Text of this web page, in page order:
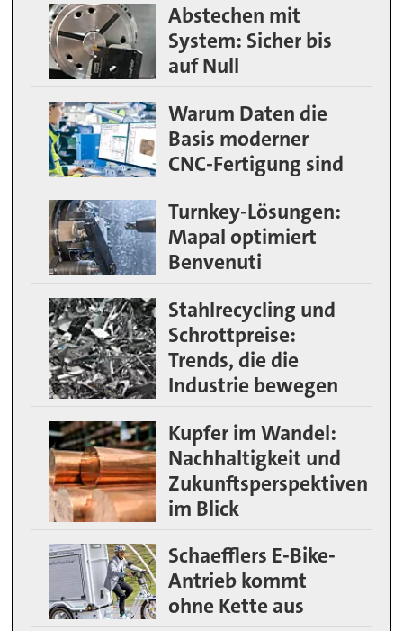
Abstechen mit
System: Sicher bis
auf Null
Warum Daten die
Basis moderner
CNC-Fertigung sind
Turnkey-Lösungen:
Mapal optimiert
Benvenuti
Stahlrecycling und
Schrottpreise:
Trends, die die
Industrie bewegen
Kupfer im Wandel:
Nachhaltigkeit und
Zukunftsperspektiven
im Blick
Schaefflers E-Bike-
Antrieb kommt
ohne Kette aus